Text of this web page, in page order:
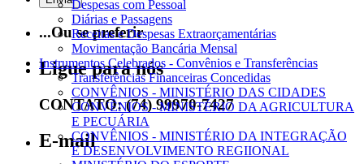
...Ou se preferir
Ligue para nós
CONTATO: (74) 99970-7427
E-mail
Despesas com Pessoal
Diárias e Passagens
Receitas e Despesas Extraorçamentárias
Movimentação Bancária Mensal
Instrumentos Celebrados - Convênios e Transferências
Transferências Financeiras Concedidas
CONVÊNIOS - MINISTÉRIO DAS CIDADES
CONVÊNIOS - MINISTÉRIO DA AGRICULTURA
E PECUÁRIA
CONVÊNIOS - MINISTÉRIO DA INTEGRAÇÃO
E DESENVOLVIMENTO REGIIONAL